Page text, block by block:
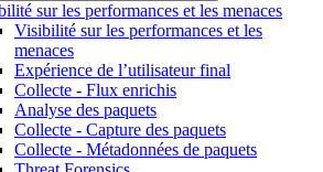
sur les performances et les menaces
Visibilité sur les performances et les
menaces
Expérience de l’utilisateur final
Collecte - Flux enrichis
Analyse des paquets
Collecte - Capture des paquets
Collecte - Métadonnées de paquets